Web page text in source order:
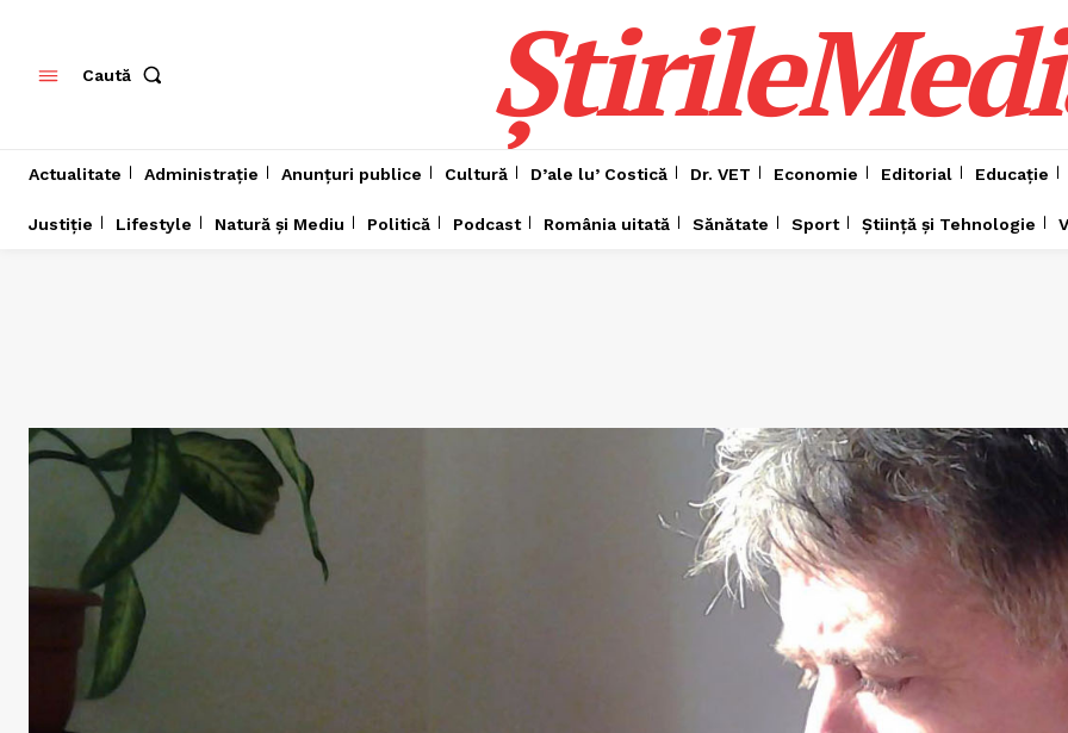
Caută
Actualitate Administrație Anunțuri publice Cultură D’ale lu’ Costică Dr. VET Economie Editorial Educație
Justiție Lifestyle Natură și Mediu Politică Podcast România uitată Sănătate Sport Știință și Tehnologie